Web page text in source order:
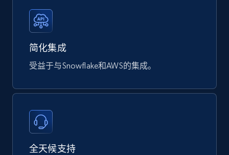
Digikey - Products
Product url, Category url, Part number,
Datasheet url, Rohs compliant, and more.
eCommerce
775+
简化集成
受益于与Snowflake和AWS的集成。
全天候支持